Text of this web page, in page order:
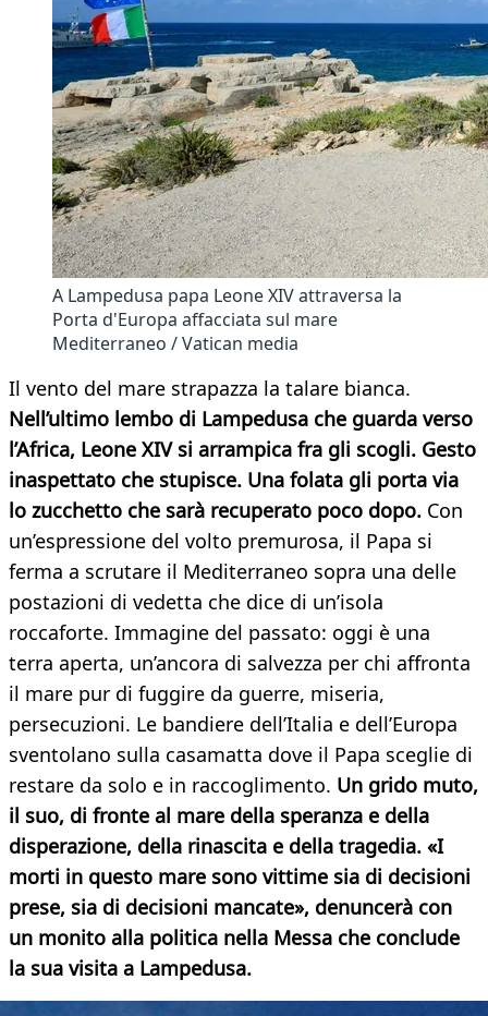
A Lampedusa papa Leone XIV attraversa la
Porta d'Europa affacciata sul mare
Mediterraneo / Vatican media
Il vento del mare strapazza la talare bianca.
Nell’ultimo lembo di Lampedusa che guarda verso
l’Africa, Leone XIV si arrampica fra gli scogli. Gesto
inaspettato che stupisce. Una folata gli porta via
lo zucchetto che sarà recuperato poco dopo. Con
un’espressione del volto premurosa, il Papa si
ferma a scrutare il Mediterraneo sopra una delle
postazioni di vedetta che dice di un’isola
roccaforte. Immagine del passato: oggi è una
terra aperta, un’ancora di salvezza per chi affronta
il mare pur di fuggire da guerre, miseria,
persecuzioni. Le bandiere dell’Italia e dell’Europa
sventolano sulla casamatta dove il Papa sceglie di
restare da solo e in raccoglimento. Un grido muto,
il suo, di fronte al mare della speranza e della
disperazione, della rinascita e della tragedia. «I
morti in questo mare sono vittime sia di decisioni
prese, sia di decisioni mancate», denuncerà con
un monito alla politica nella Messa che conclude
la sua visita a Lampedusa.